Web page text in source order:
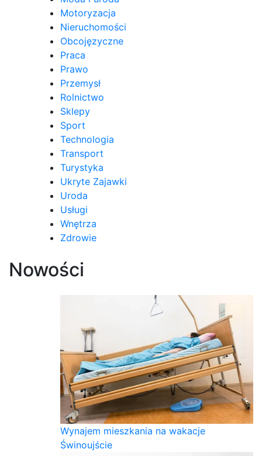
Motoryzacja
Nieruchomości
Obcojęzyczne
Praca
Prawo
Przemysł
Rolnictwo
Sklepy
Sport
Technologia
Transport
Turystyka
Ukryte Zajawki
Uroda
Usługi
Wnętrza
Zdrowie
Nowości
Wynajem mieszkania na wakacje
Świnoujście